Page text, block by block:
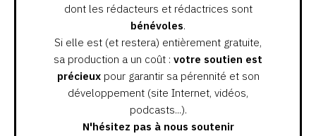
dont les rédacteurs et rédactrices sont
bénévoles.
Si elle est (et restera) entièrement gratuite,
sa production a un coût : votre soutien est
précieuxpour garantir sa pérennité et son
développement (site Internet, vidéos,
podcasts...).
N'hésitez pas à nous soutenir